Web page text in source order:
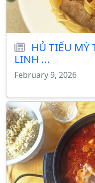
HỦ TIẾU MỲ
LINH ...
February 9, 2026